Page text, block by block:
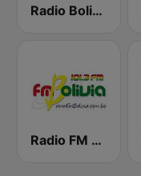
Radio Bolivia
Radio FM Bolivia